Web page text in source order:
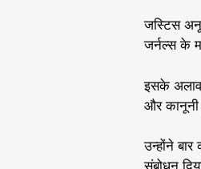
जस्टिस
जर्नल्स के
इसके
और कानूनी
उन्होंने